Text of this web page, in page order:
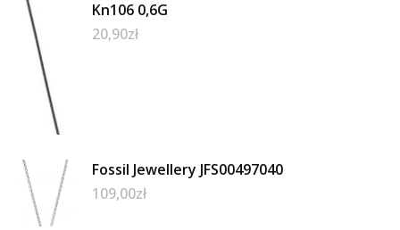
Kn106 0,6G
20,90zł
Fossil Jewellery JFS00497040
109,00zł